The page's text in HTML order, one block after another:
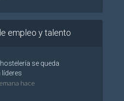
empleo y talento
hostelería se queda
líderes
hace